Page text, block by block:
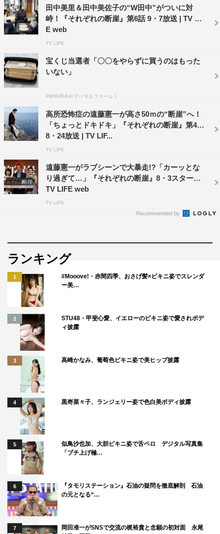
◆ちなみに、お誕生日は毎年何かされていますか？
明日はそうだなとか一応気にはなるけど、今年は特に何
も…。こうして現場でやっていただく分、夫婦では何もや
ってないです。ここ数年、何もしないというのにも慣れて
しまったかもしれない（笑）。昔、友達が知り合いをたく
さん集めてライブハウスみたいなところでサプライズの誕
生日会をやってくれたときがあり、恥ずかしい気持ちのほ
うが勝ってしまった思い出があります（笑）。でも、こう
して現場でちょっとだけやってくださるのはうれしいです
よ。
◆放送を楽しみにしている方にメッセージをお願いしま
で志方が惹かれてしまう八巻はつみを演じる田中美里さ
ん、僕らの三角関係みたいなものがどうなっていくのか、
のぞき見してほしいですね。
オトナの土ドラ『それぞれの断崖』
8月3日（土）スタート
フジテレビ系
毎週土曜 後11時40分～深0時35分
出演：遠藤憲一、田中美里、清水大登、渡邉蒼、永瀬莉
子、仁村紗和、内田滋、梨本謙次郎、目黒祐樹、田中美佐
田中美里＆田中美佐子の“W田中”がついに対
峙！『それぞれの断崖』第6話 9・7放送 | TV LIF
E web
TV LIFE
宝くじ当選者「〇〇をやらずに買うのはもった
いない」
PR(合同会社デジタルファーム )
高所恐怖症の遠藤憲一が高さ50ｍの“断崖”へ！
「ちょっとドキドキ」『それぞれの断崖』第4話
8・24放送 | TV LIF...
TV LIFE
遠藤憲一がラブシーンで大暴走!?「カーッとな
り過ぎて…」『それぞれの断崖』8・3スタート |
TV LIFE web
TV LIFE
Recommended by
ランキング
1
#Mooove!・赤間四季、おさげ髪×ビキニ姿でスレンダ
ー美…
2
STU48・甲斐心愛、イエローのビキニ姿で愛されボデ
ィ披露
3 高崎かなみ、葡萄色ビキニ姿で美ヒップ披露
4 黒嵜菜々子、ランジェリー姿で色白美ボディ披露
5
似鳥沙也加、大胆ビキニ姿で舌ペロ デジタル写真集
「ブチ上げ極…
6
『タモリステーション』石油の疑問を徹底解剖 石油
の元となる“…
7
岡田准一がSNSで交流の梶裕貴と念願の初対面 永尾